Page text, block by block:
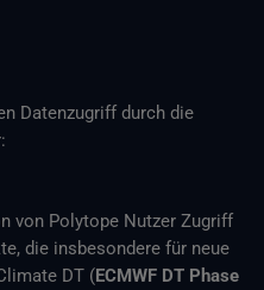
Datenzugriff durch die
von Polytope Nutzer Zugriff
die insbesondere für neue
DT (ECMWF DT Phase